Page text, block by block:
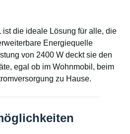
ist die ideale Lösung für alle, die
Energiequelle
von 2400 W deckt sie den
egal ob im Wohnmobil, beim
zu Hause.